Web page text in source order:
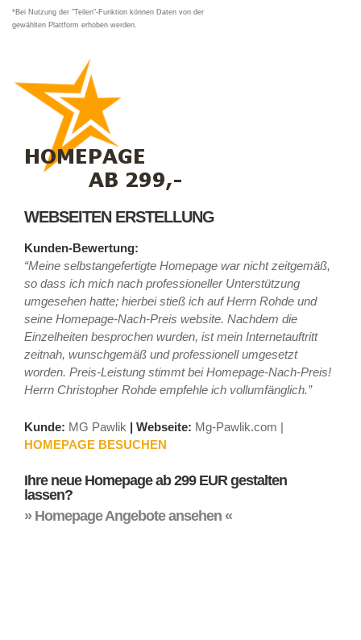
Link
*Bei Nutzung der "Teilen"-Funktion können Daten von der
gewählten Plattform erhoben werden.
WEBSEITEN ERSTELLUNG
Kunden-Bewertung:
“Meine selbstangefertigte Homepage war nicht zeitgemäß,
so dass ich mich nach professioneller Unterstützung
umgesehen hatte; hierbei stieß ich auf Herrn Rohde und
seine Homepage-Nach-Preis website. Nachdem die
Einzelheiten besprochen wurden, ist mein Internetauftritt
zeitnah, wunschgemäß und professionell umgesetzt
worden. Preis-Leistung stimmt bei Homepage-Nach-Preis!
Herrn Christopher Rohde empfehle ich vollumfänglich.”
Kunde: MG Pawlik | Webseite: Mg-Pawlik.com |
HOMEPAGE BESUCHEN
Ihre neue Homepage ab 299 EUR gestalten
lassen?
» Homepage Angebote ansehen «